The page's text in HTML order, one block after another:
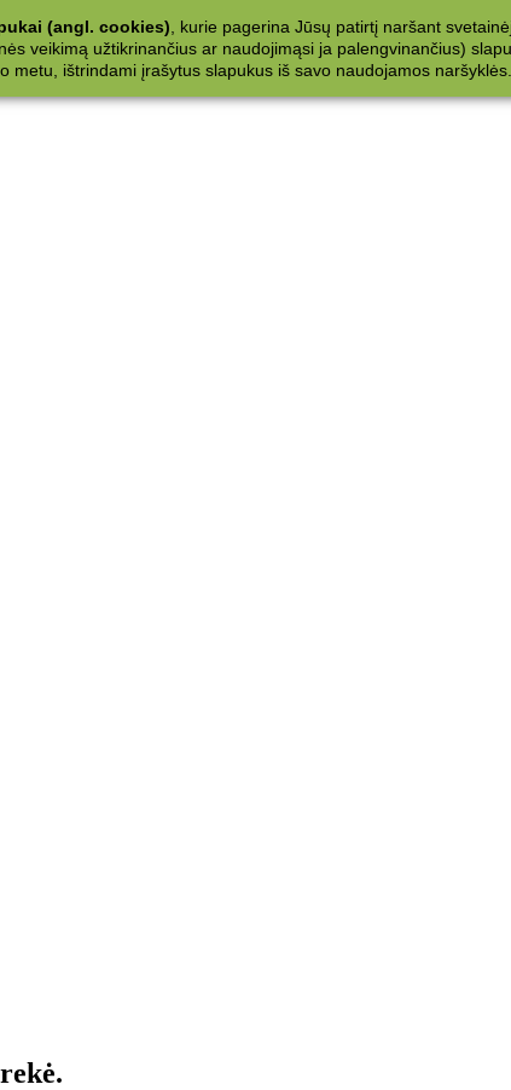
(angl. cookies) , kurie pagerina Jūsų patirtį naršant
veikimą užtikrinančius ar naudojimąsi ja palengvinančius)
metu, ištrindami įrašytus slapukus iš savo naudojamos naršyklės.